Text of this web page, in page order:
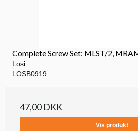
Complete Screw Set: MLST/2,
Losi
LOSB0919
47,00 DKK
Vis produkt